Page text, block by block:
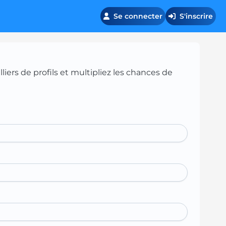
Se connecter S'inscrire
de profils et multipliez les chances de